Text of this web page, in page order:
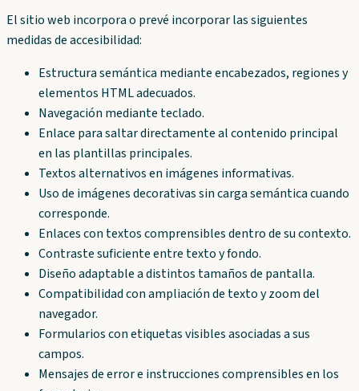
El sitio web incorpora o prevé incorporar las siguientes
medidas de accesibilidad:
Estructura semántica mediante encabezados, regiones y
elementos HTML adecuados.
Navegación mediante teclado.
Enlace para saltar directamente al contenido principal
en las plantillas principales.
Textos alternativos en imágenes informativas.
Uso de imágenes decorativas sin carga semántica cuando
corresponde.
Enlaces con textos comprensibles dentro de su contexto.
Contraste suficiente entre texto y fondo.
Diseño adaptable a distintos tamaños de pantalla.
Compatibilidad con ampliación de texto y zoom del
navegador.
Formularios con etiquetas visibles asociadas a sus
campos.
Mensajes de error e instrucciones comprensibles en los